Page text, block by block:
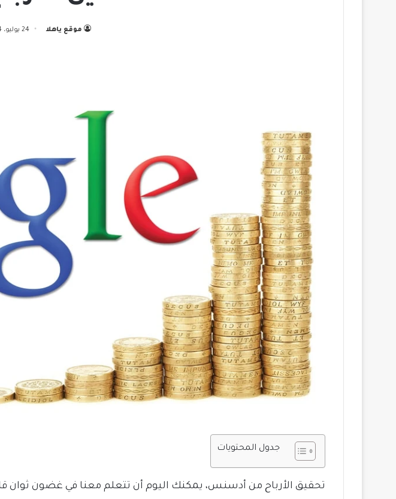
موقع ياهلا 24 يوليو، 2024
جدول المحتويات
تحقيق الأرباح من أدسنس، يمكنك اليوم أن تتعلم معنا في غضون